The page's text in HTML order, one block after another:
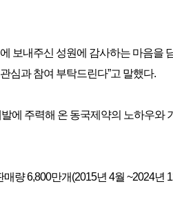
보내주신 성원에 감사하는 마음
심과 참여 부탁드린다”고 말했다.
에 주력해 온 동국제약의 노하우
량 6,800만개(2015년 4월 ~2024